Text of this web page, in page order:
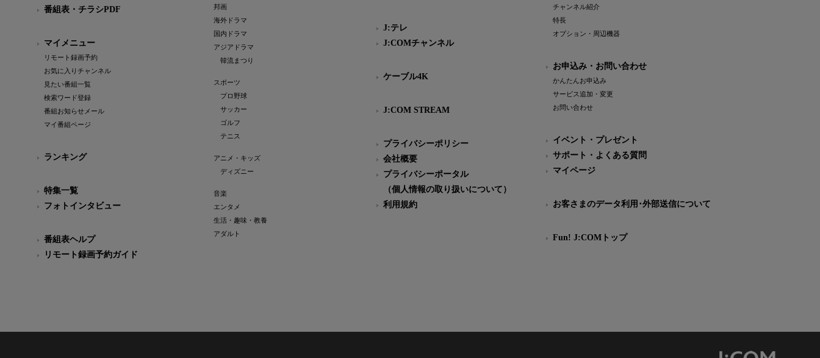
番組表・チラシPDF
マイメニュー
リモート録画予約
お気に入りチャンネル
見たい番組一覧
検索ワード登録
番組お知らせメール
マイ番組ページ
ランキング
特集一覧
フォトインタビュー
番組表ヘルプ
リモート録画予約ガイド
邦画
海外ドラマ
国内ドラマ
アジアドラマ
韓流まつり
スポーツ
プロ野球
サッカー
ゴルフ
テニス
アニメ・キッズ
ディズニー
音楽
エンタメ
生活・趣味・教養
アダルト
J:テレ
J:COMチャンネル
ケーブル4K
J:COM STREAM
プライバシーポリシー
会社概要
プライバシーポータル
（個人情報の取り扱いについて）
利用規約
チャンネル紹介
特長
オプション・周辺機器
お申込み・お問い合わせ
かんたんお申込み
サービス追加・変更
お問い合わせ
イベント・プレゼント
サポート・よくある質問
マイページ
お客さまのデータ利用･外部送信について
Fun! J:COMトップ